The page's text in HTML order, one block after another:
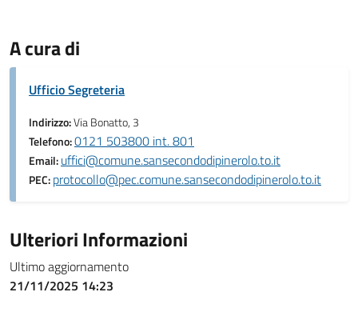
A cura di
Ufficio Segreteria
Indirizzo:Via Bonatto, 3
Telefono:0121 503800 int. 801
Email:uffici@comune.sansecondodipinerolo.to.it
PEC:protocollo@pec.comune.sansecondodipinerolo.to.it
Ulteriori Informazioni
Ultimo aggiornamento
21/11/2025 14:23